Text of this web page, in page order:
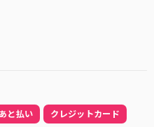
と払い クレジットカード